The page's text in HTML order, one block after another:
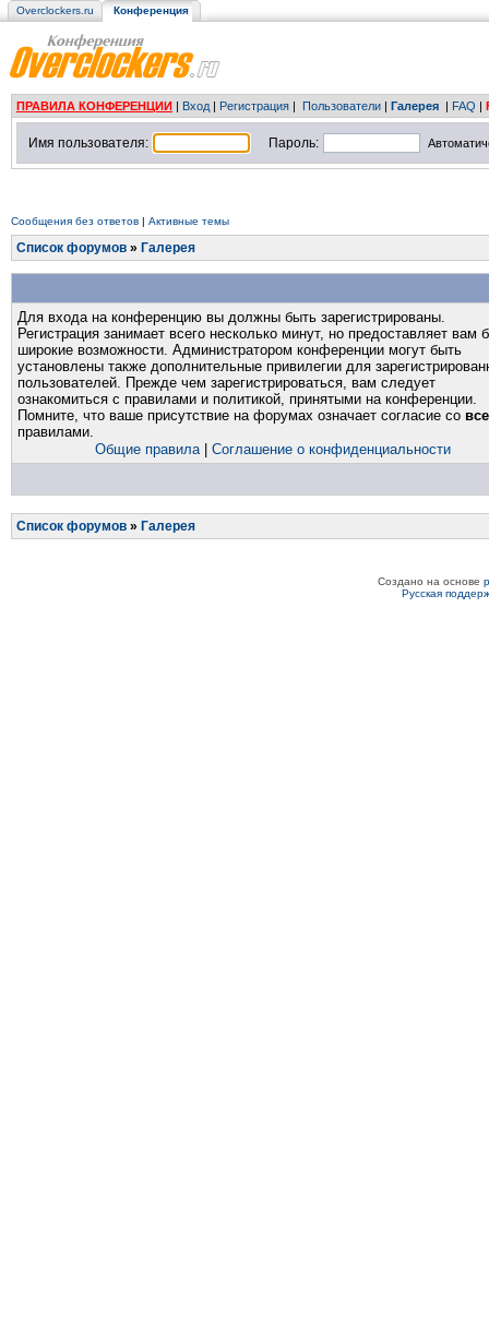
Overclockers.ru Конференция
ПРАВИЛА КОНФЕРЕНЦИИ | Вход | Регистрация | Пользователи | Галерея | FAQ |
Имя пользователя: Пароль:
Сообщения без ответов | Активные темы
Список форумов » Галерея
Для входа на конференцию вы должны быть зарегистрированы.
Регистрация занимает всего несколько минут, но предоставляет вам
широкие возможности. Администратором конференции могут быть
установлены также дополнительные привилегии для
пользователей. Прежде чем зарегистрироваться, вам следует
ознакомиться с правилами и политикой, принятыми на конференции.
Помните, что ваше присутствие на форумах означает согласие со
правилами.
Общие правила| Соглашение о конфиденциальности
Список форумов » Галерея
Создано на основе
Русская